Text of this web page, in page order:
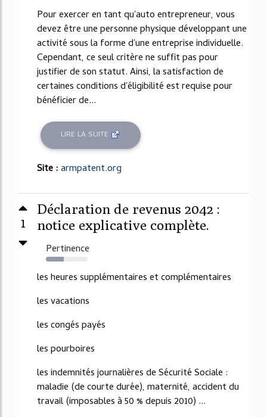
Pour exercer en tant qu'auto entrepreneur, vous
devez être une personne physique développant une
activité sous la forme d'une entreprise individuelle.
Cependant, ce seul critère ne suffit pas pour
justifier de son statut. Ainsi, la satisfaction de
certaines conditions d'éligibilité est requise pour
bénéficier de...
LIRE LA SUITE
Site :armpatent.org
1
Déclaration de revenus 2042 :
notice explicative complète.
Pertinence
43%
les heures supplémentaires et complémentaires
les vacations
les congés payés
les pourboires
les indemnités journalières de Sécurité Sociale :
maladie (de courte durée), maternité, accident du
travail (imposables à 50 % depuis 2010) ...